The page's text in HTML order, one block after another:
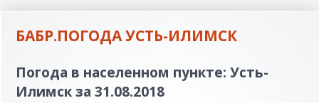
БАБР.ПОГОДА УСТЬ-ИЛИМСК
Погода в населенном пункте: Усть-
Илимск за 31.08.2018